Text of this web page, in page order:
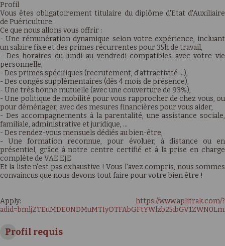
Profil
Vous êtes obligatoirement titulaire du diplôme d'Etat d'Auxiliaire
de Puériculture.
Ce que nous allons vous offrir :
- Une rémunération dynamique selon votre expérience, incluant
un salaire fixe et des primes récurrentes pour 35h de travail,
- Des horaires du lundi au vendredi compatibles avec votre vie
personnelle,
- Des primes spécifiques (recrutement, d'attractivité …),
- Des congés supplémentaires (dès 4 mois de présence),
- Une très bonne mutuelle (avec une couverture de 93%),
- Une politique de mobilité pour vous rapprocher de chez vous, ou
pour déménager, avec des mesures financières pour vous aider,
- Des accompagnements à la parentalité, une assistance sociale,
familiale, administrative et juridique, …
- Des rendez-vous mensuels dédiés au bien-être,
- Une formation reconnue, pour évoluer, à distance ou en
présentiel, grâce à notre centre certifié et à la prise en charge
complète de VAE EJE
Et la liste n'est pas exhaustive ! Vous l'avez compris, nous sommes
convaincus que nous devons tout faire pour votre bien être !
Apply: https://www.aplitrak.com/?
Profil requis